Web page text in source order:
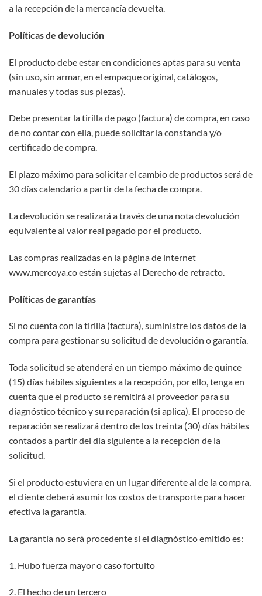
a la recepción de la mercancía devuelta.
Políticas de devolución
El producto debe estar en condiciones aptas para su venta
(sin uso, sin armar, en el empaque original, catálogos,
manuales y todas sus piezas).
Debe presentar la tirilla de pago (factura) de compra, en caso
de no contar con ella, puede solicitar la constancia y/o
certificado de compra.
El plazo máximo para solicitar el cambio de productos será de
30 días calendario a partir de la fecha de compra.
La devolución se realizará a través de una nota devolución
equivalente al valor real pagado por el producto.
Las compras realizadas en la página de internet
www.mercoya.co están sujetas al Derecho de retracto.
Políticas de garantías
Si no cuenta con la tirilla (factura), suministre los datos de la
compra para gestionar su solicitud de devolución o garantía.
Toda solicitud se atenderá en un tiempo máximo de quince
(15) días hábiles siguientes a la recepción, por ello, tenga en
cuenta que el producto se remitirá al proveedor para su
diagnóstico técnico y su reparación (si aplica). El proceso de
reparación se realizará dentro de los treinta (30) días hábiles
contados a partir del día siguiente a la recepción de la
solicitud.
Si el producto estuviera en un lugar diferente al de la compra,
el cliente deberá asumir los costos de transporte para hacer
efectiva la garantía.
La garantía no será procedente si el diagnóstico emitido es:
1. Hubo fuerza mayor o caso fortuito
2. El hecho de un tercero